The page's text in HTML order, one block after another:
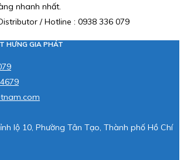
nhanh nhất.
/ Hotline : 0938 336 079
HƯNG GIA PHÁT
lộ 10, Phường Tân Tạo, Thành phố Hồ Chí